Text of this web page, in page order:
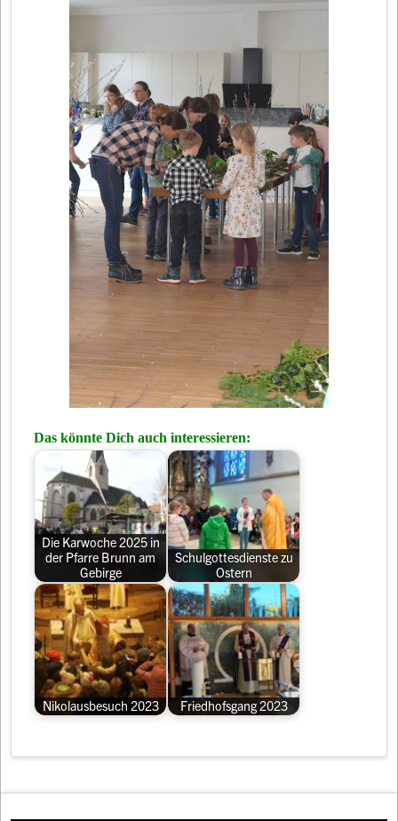
Das könnte Dich auch interessieren:
Die Karwoche 2025 in
der Pfarre Brunn am
Gebirge
Schulgottesdienste zu
Ostern
Nikolausbesuch 2023 Friedhofsgang 2023